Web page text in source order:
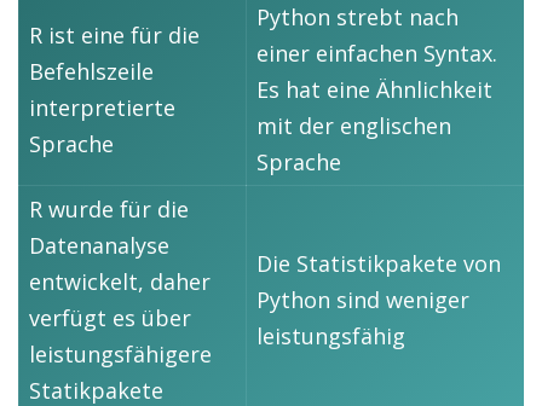
R ist eine für die
Befehlszeile
interpretierte
Sprache
Python strebt nach
einer einfachen Syntax.
Es hat eine Ähnlichkeit
mit der englischen
Sprache
R wurde für die
Datenanalyse
entwickelt, daher
verfügt es über
leistungsfähigere
Statikpakete
Die Statistikpakete von
Python sind weniger
leistungsfähig